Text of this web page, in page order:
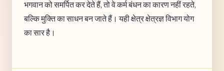
भगवान को समर्पित कर देते हैं, तो वे कर्म बंधन का कारण नहीं रहते,
बल्कि मुक्ति का साधन बन जाते हैं। यही क्षेत्र क्षेत्रज्ञ विभाग योग
का सार है।